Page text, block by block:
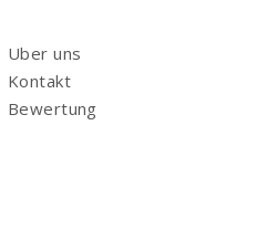
Uber uns
Kontakt
Bewertung